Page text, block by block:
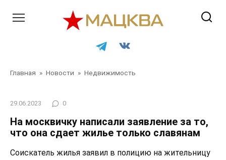
Главная » Новости » Недвижимость
29.06.2023 0
На москвичку написали заявление за то,
что она сдает жилье только славянам
Соискатель жилья заявил в полицию на жительницу